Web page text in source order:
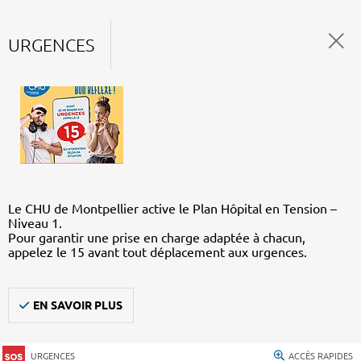
URGENCES
Le CHU de Montpellier active le Plan Hôpital en Tension –
Niveau 1.
Pour garantir une prise en charge adaptée à chacun,
appelez le 15 avant tout déplacement aux urgences.
EN SAVOIR PLUS
URGENCES ACCÈS RAPIDES